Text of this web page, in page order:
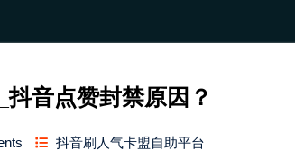
音点赞封禁原因？
抖音刷人气卡盟自助平台